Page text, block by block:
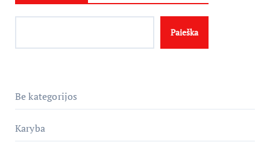
Paieška
Be kategorijos
Karyba